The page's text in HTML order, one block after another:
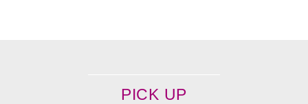
PICK UP